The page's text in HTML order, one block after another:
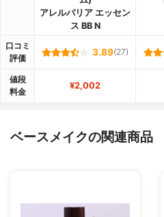
アレルバリア エッセン
ス BB N
口コミ
評価
3.89(27)
値段
料金
¥2,002
ベースメイクの関連商品